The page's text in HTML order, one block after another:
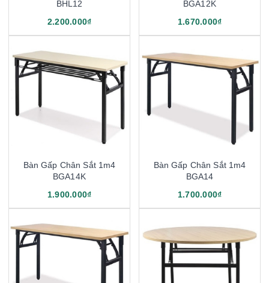
BHL12
2.200.000₫
BGA12K
1.670.000₫
Bàn Gấp Chân Sắt 1m4
BGA14K
1.900.000₫
Bàn Gấp Chân Sắt 1m4
BGA14
1.700.000₫